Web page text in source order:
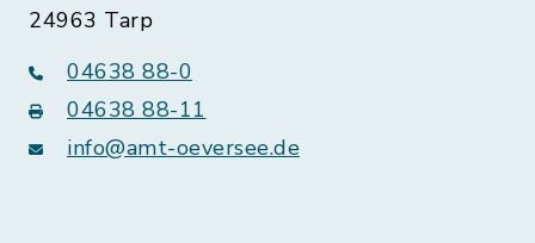
24963 Tarp
04638 88-0
04638 88-11
info@amt-oeversee.de